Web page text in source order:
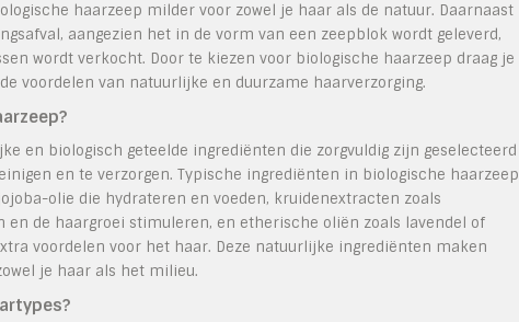
haarzeep milder voor zowel je haar als de natuur. Daarnaast
aangezien het in de vorm van een zeepblok wordt geleverd,
wordt verkocht. Door te kiezen voor biologische haarzeep draag je
voordelen van natuurlijke en duurzame haarverzorging.
en biologisch geteelde ingrediënten die zorgvuldig zijn geselecteerd
en te verzorgen. Typische ingrediënten in biologische haarzeep
olie die hydrateren en voeden, kruidenextracten zoals
de haargroei stimuleren, en etherische oliën zoals lavendel of
voordelen voor het haar. Deze natuurlijke ingrediënten maken
je haar als het milieu.